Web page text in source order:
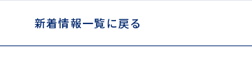
新着情報一覧に戻る